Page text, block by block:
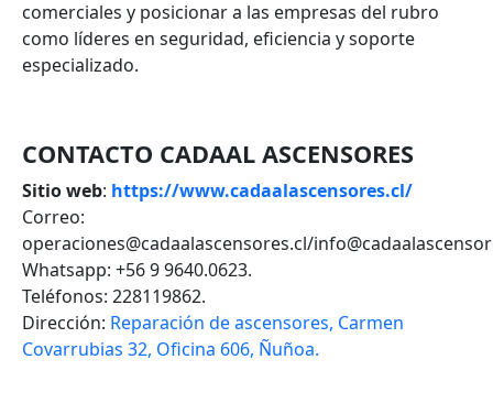
comerciales y posicionar a las empresas del rubro
como líderes en seguridad, eficiencia y soporte
especializado.
CONTACTO CADAAL ASCENSORES
Sitio web: https://www.cadaalascensores.cl/
Correo:
operaciones@cadaalascensores.cl/
Whatsapp: +56 9 9640.0623.
Teléfonos: 228119862.
Dirección: Reparación de ascensores, Carmen
Covarrubias 32, Oficina 606, Ñuñoa.